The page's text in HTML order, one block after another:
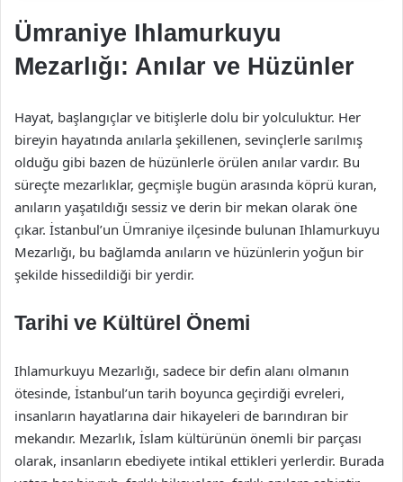
Ümraniye Ihlamurkuyu
Mezarlığı: Anılar ve Hüzünler
Hayat, başlangıçlar ve bitişlerle dolu bir yolculuktur. Her
bireyin hayatında anılarla şekillenen, sevinçlerle sarılmış
olduğu gibi bazen de hüzünlerle örülen anılar vardır. Bu
süreçte mezarlıklar, geçmişle bugün arasında köprü kuran,
anıların yaşatıldığı sessiz ve derin bir mekan olarak öne
çıkar. İstanbul’un Ümraniye ilçesinde bulunan Ihlamurkuyu
Mezarlığı, bu bağlamda anıların ve hüzünlerin yoğun bir
şekilde hissedildiği bir yerdir.
Tarihi ve Kültürel Önemi
Ihlamurkuyu Mezarlığı, sadece bir defin alanı olmanın
ötesinde, İstanbul’un tarih boyunca geçirdiği evreleri,
insanların hayatlarına dair hikayeleri de barındıran bir
mekandır. Mezarlık, İslam kültürünün önemli bir parçası
olarak, insanların ebediyete intikal ettikleri yerlerdir. Burada